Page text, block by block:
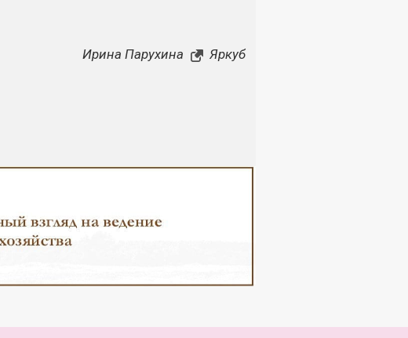
Ирина Парухина Яркуб